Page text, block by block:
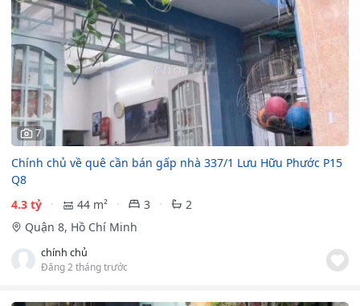
7
Chính chủ về quê cần bán gấp nhà 337/1 Lưu Hữu Phước P15
Q8
4.3 tỷ
44 m² 3
2
Quận 8, Hồ Chí Minh
chính chủ
Đăng 2 tháng trước